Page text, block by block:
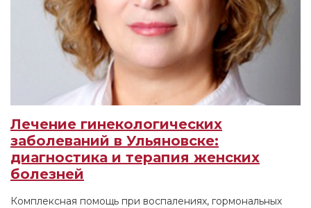
Лечение гинекологических
заболеваний в Ульяновске:
диагностика и терапия женских
болезней
Комплексная помощь при воспалениях, гормональных